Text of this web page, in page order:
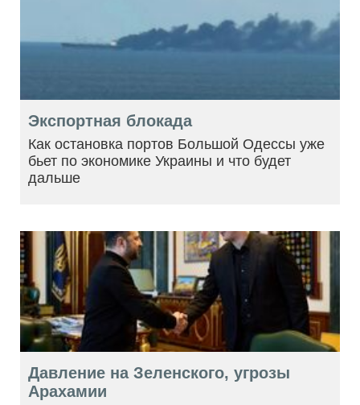
Экспортная блокада
Как остановка портов Большой Одессы уже
бьет по экономике Украины и что будет
дальше
Давление на Зеленского, угрозы
Арахамии